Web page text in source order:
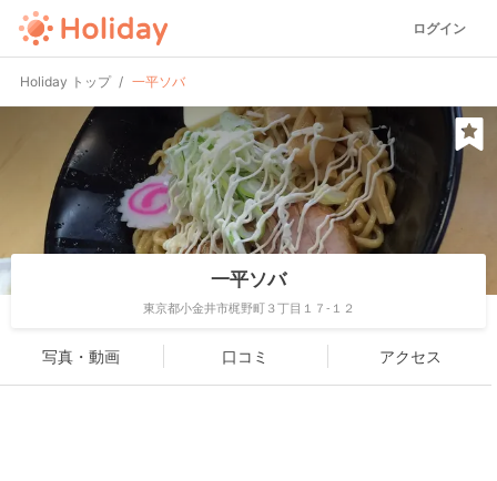
ログイン
Holiday トップ 一平ソバ
一平ソバ
東京都小金井市梶野町３丁目１７-１２
写真・動画 口コミ アクセス